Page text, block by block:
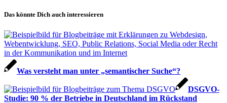
Das könnte Dich auch interessieren
Was versteht man unter „semantischer Suche“?
DSGVO-
Studie: 90 % der Betriebe in Deutschland im Rückstand